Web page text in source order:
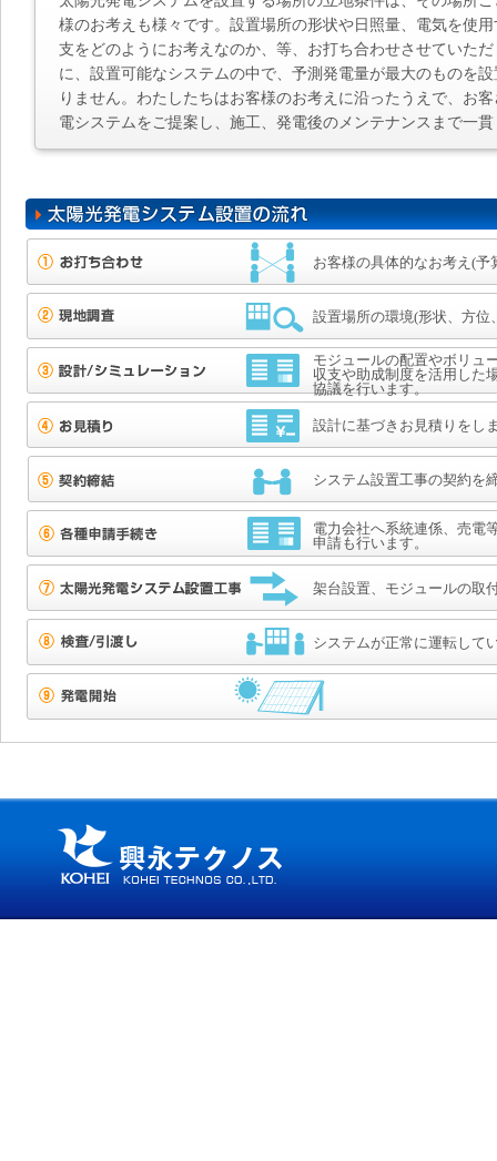
様のお考えも様々です。設置場所の形状や日照量、電気を使
支をどのようにお考えなのか、等、お打ち合わせさせていた
に、設置可能なシステムの中で、予測発電量が最大のものを
りません。わたしたちはお客様のお考えに沿ったうえで、お
電システムをご提案し、施工、発電後のメンテナンスまで一
お客様の具体的なお考え(
設置場所の環境(形状、方位
モジュールの配置やボリュ
収支や助成制度を活用した
協議を行います。
設計に基づきお見積りをし
システム設置工事の契約を
電力会社へ系統連係、売電
申請も行います。
架台設置、モジュールの取
システムが正常に運転して